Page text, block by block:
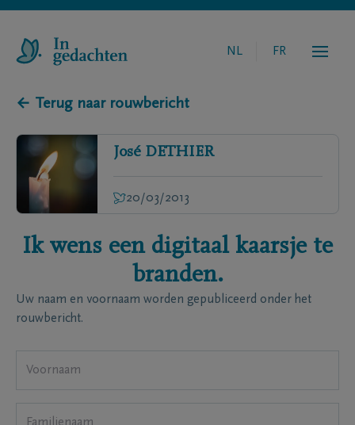
NL FR
← Terug naar rouwbericht
José DETHIER
20/03/2013
Ik wens een digitaal kaarsje te
branden.
Uw naam en voornaam worden gepubliceerd onder het
rouwbericht.